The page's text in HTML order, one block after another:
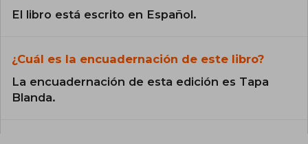
El libro está escrito en Español.
¿Cuál es la encuadernación de este libro?
La encuadernación de esta edición es Tapa
Blanda.